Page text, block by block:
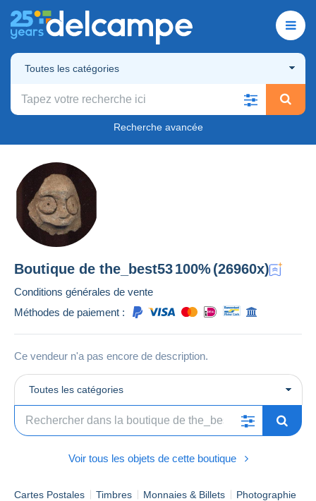
Toutes les catégories
Recherche avancée
Boutique de the_best53100%(26960x)
Conditions générales de vente
Méthodes de paiement :
Ce vendeur n'a pas encore de description.
Toutes les catégories
Voir tous les objets de cette boutique
Cartes Postales Timbres Monnaies & Billets
Photographie